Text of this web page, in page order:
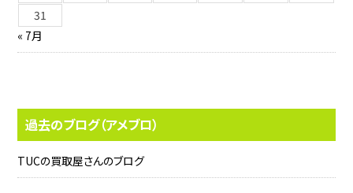
31
« 7月
過去のブログ（アメブロ）
TUCの買取屋さんのブログ